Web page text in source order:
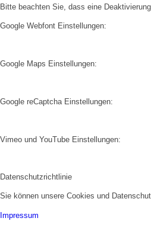
Bitte beachten Sie, dass eine
Google Webfont Einstellungen:
Google Maps Einstellungen:
Google reCaptcha Einstellungen:
Vimeo und YouTube Einstellungen:
Datenschutzrichtlinie
Sie können unsere Cookies und
Impressum